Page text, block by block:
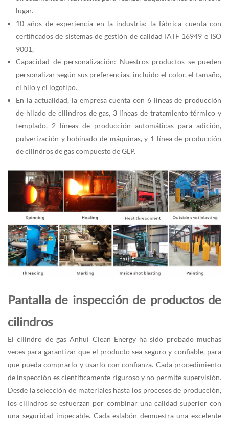
lugar.
10 años de experiencia en la industria: la fábrica cuenta con
certificados de sistemas de gestión de calidad IATF 16949 e ISO
9001,
Capacidad de personalización: Nuestros productos se pueden
personalizar según sus preferencias, incluido el color, el tamaño,
el hilo y el logotipo.
En la actualidad, la empresa cuenta con 6 líneas de producción
de hilado de cilindros de gas, 3 líneas de tratamiento térmico y
templado, 2 líneas de producción automáticas para adición,
pulverización y bobinado de máquinas, y 1 línea de producción
de cilindros de gas compuesto de GLP.
Pantalla de inspección de productos de
cilindros
El cilindro de gas Anhui Clean Energy ha sido probado muchas
veces para garantizar que el producto sea seguro y confiable, para
que pueda comprarlo y usarlo con confianza. Cada procedimiento
de inspección es científicamente riguroso y no permite supervisión.
Desde la selección de materiales hasta los procesos de producción,
los cilindros se esfuerzan por combinar una calidad superior con
una seguridad impecable. Cada eslabón demuestra una excelente